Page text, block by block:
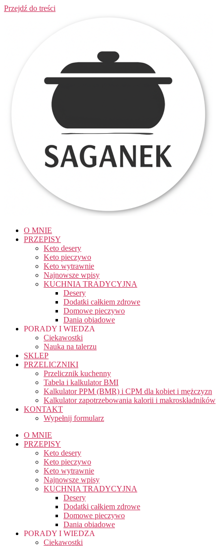
Przejdź do treści
O MNIE
PRZEPISY
Keto desery
Keto pieczywo
Keto wytrawnie
Najnowsze wpisy
KUCHNIA TRADYCYJNA
Desery
Dodatki całkiem zdrowe
Domowe pieczywo
Dania obiadowe
PORADY I WIEDZA
Ciekawostki
Nauka na talerzu
SKLEP
PRZELICZNIKI
Przelicznik kuchenny
Tabela i kalkulator BMI
Kalkulator PPM (BMR) i CPM dla kobiet i mężczyzn
Kalkulator zapotrzebowania kalorii i makroskładników
KONTAKT
Wypełnij formularz
O MNIE
PRZEPISY
Keto desery
Keto pieczywo
Keto wytrawnie
Najnowsze wpisy
KUCHNIA TRADYCYJNA
Desery
Dodatki całkiem zdrowe
Domowe pieczywo
Dania obiadowe
PORADY I WIEDZA
Ciekawostki